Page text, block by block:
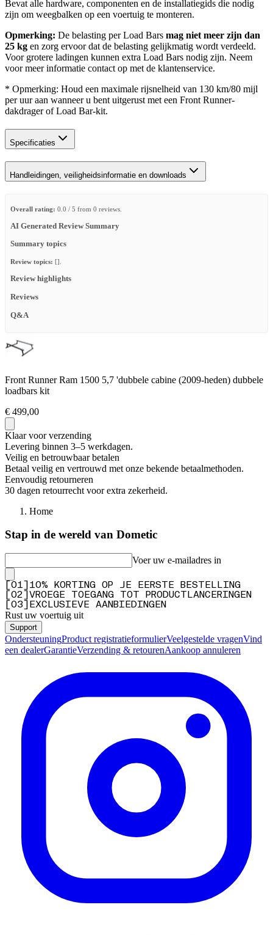
Bevat alle hardware, componenten en de installatiegids die nodig
zijn om weegbalken op een voertuig te monteren.
Opmerking: De belasting per Load Bars mag niet meer zijn dan
25 kg en zorg ervoor dat de belasting gelijkmatig wordt verdeeld.
Voor grotere ladingen kunnen extra Load Bars nodig zijn. Neem
voor meer informatie contact op met de klantenservice.
* Opmerking: Houd een maximale rijsnelheid van 130 km/80 mijl
per uur aan wanneer u bent uitgerust met een Front Runner-
dakdrager of Load Bar-kit.
Specificaties
Handleidingen, veiligheidsinformatie en downloads
Overall rating: 0.0 / 5 from 0 reviews.
AI Generated Review Summary
Summary topics
Review topics: [].
Review highlights
Reviews
Q&A
Front Runner Ram 1500 5,7 'dubbele cabine (2009-heden) dubbele
loadbars kit
€ 499,00
Klaar voor verzending
Levering binnen 3–5 werkdagen.
Veilig en betrouwbaar betalen
Betaal veilig en vertrouwd met onze bekende betaalmethoden.
Eenvoudig retourneren
30 dagen retourrecht voor extra zekerheid.
Home
Stap in de wereld van Dometic
Voer uw e-mailadres in
01
10% KORTING OP JE EERSTE BESTELLING
02
VROEGE TOEGANG TOT PRODUCTLANCERINGEN
03 EXCLUSIEVE AANBIEDINGEN
Rust uw voertuig uit
Support
OndersteuningProduct registratieformulierVeelgestelde vragenVind
een dealerGarantieVerzending & retourenAankoop annuleren